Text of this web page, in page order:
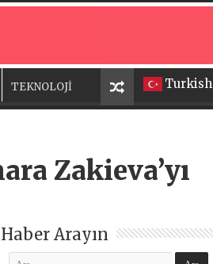
Turkish
TEKNOLOJİ
Zakieva’yı
Haber Arayın